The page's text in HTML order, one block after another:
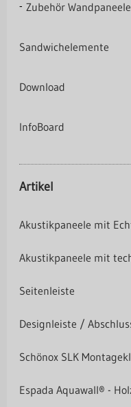
Zubehör Wandpaneele
Sandwichelemente
Download
InfoBoard
Artikel
Seitenleiste